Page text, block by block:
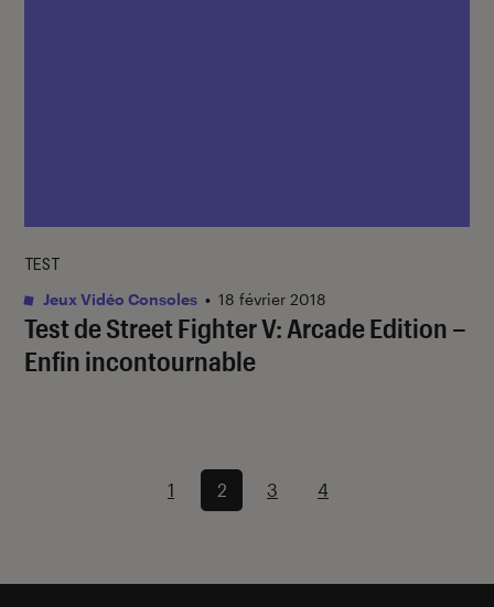
Test de Street Fighter V: Arcade Edition –
Enfin incontournable
TEST
Jeux Vidéo Consoles • 18 février 2018
1 2 3 4